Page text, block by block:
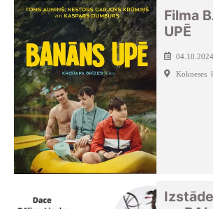
Filma
UPĒ
Kokneses